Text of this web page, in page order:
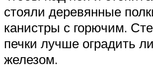
стояли деревянные
канистры с горючим.
печки лучше оградить
железом.